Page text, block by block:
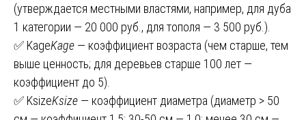
(утверждается местными властями, например, для дуба
1 категории — 20 000 руб., для тополя — 3 500 руб.).
✅ KageKage ​ — коэффициент возраста (чем старше, тем
выше ценность; для деревьев старше 100 лет —
коэффициент до 5).
✅ KsizeKsize ​ — коэффициент диаметра (диаметр > 50